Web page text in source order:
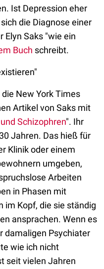
Ist Depression eher
die Diagnose einer
Elyn Saks "wie ein
Buch schreibt.
New York Times
Artikel von Saks mit
Schizophren". Ihr
Jahren. Das hieß für
Klinik oder einem
umgeben,
Arbeiten
in Phasen mit
im Kopf, die sie ständig
ansprachen. Wenn es
damaligen Psychiater
wie ich nicht
seit vielen Jahren